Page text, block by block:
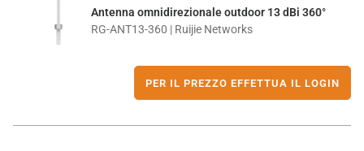
Antenna omnidirezionale outdoor 13 dBi 360°
RG-ANT13-360 | Ruijie Networks
PER IL PREZZO EFFETTUA IL LOGIN